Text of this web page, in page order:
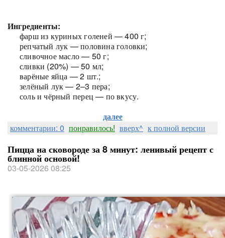
Ингредиенты:
фарш из куриных голеней — 400 г;
репчатый лук — половина головки;
сливочное масло — 50 г;
сливки (20%) — 50 мл;
варёные яйца — 2 шт.;
зелёный лук — 2–3 пера;
соль и чёрный перец — по вкусу.
далее
комментарии: 0 понравилось! вверх^ к полной версии
Пицца на сковороде за 8 минут: ленивый рецепт с
блинной основой!
03-05-2026 08:25